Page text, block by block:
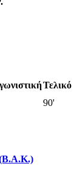
Τελικό
90'
(Β.Α.Κ.)